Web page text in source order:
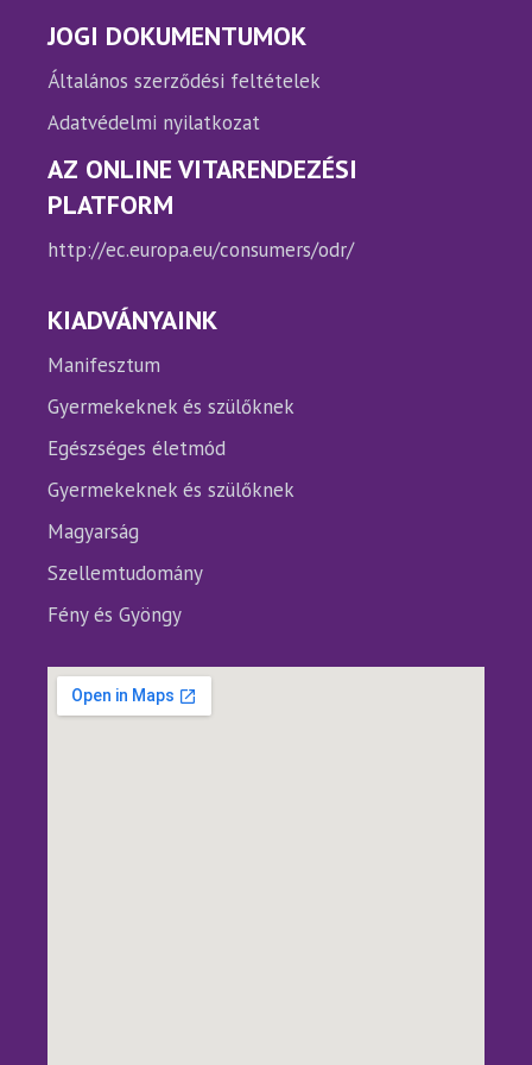
JOGI DOKUMENTUMOK
Általános szerződési feltételek
Adatvédelmi nyilatkozat
AZ ONLINE VITARENDEZÉSI
PLATFORM
http://ec.europa.eu/consumers/odr/
KIADVÁNYAINK
Manifesztum
Gyermekeknek és szülőknek
Egészséges életmód
Gyermekeknek és szülőknek
Magyarság
Szellemtudomány
Fény és Gyöngy